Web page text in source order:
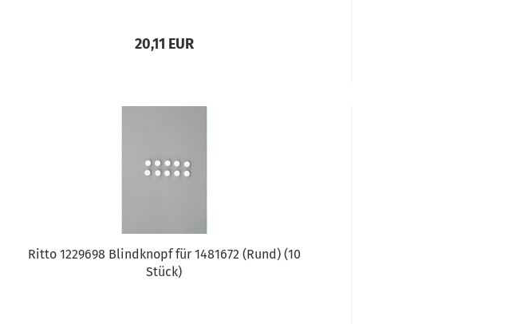
20,11 EUR
Ritto 1229698 Blindknopf für 1481672 (Rund) (10
Stück)